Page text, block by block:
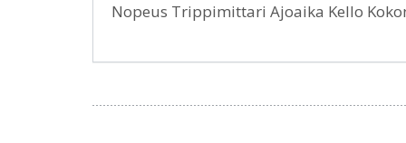
Nopeus Trippimittari Ajoaika Kello